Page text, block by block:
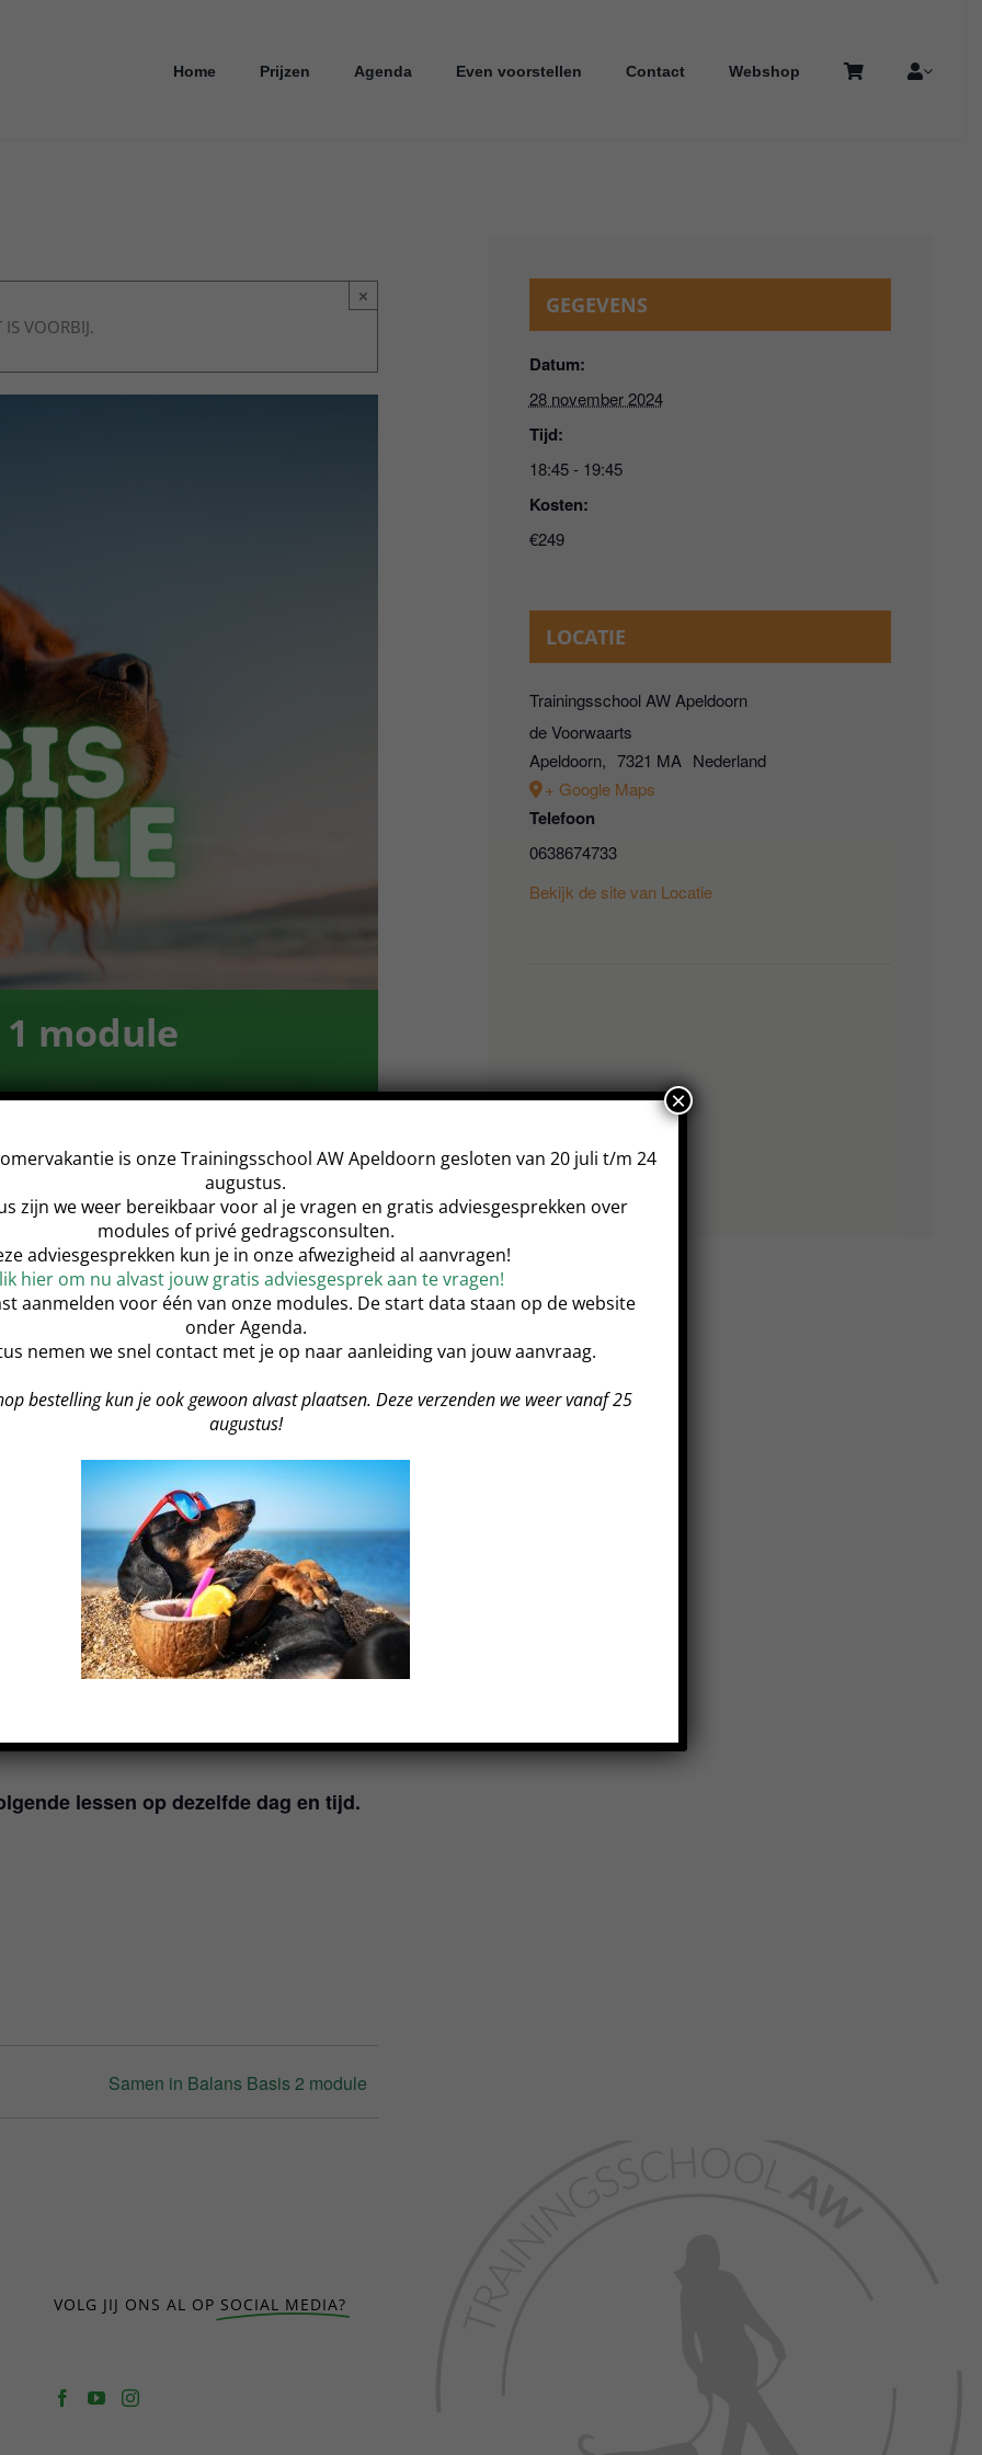
Home Prijzen Agenda Even voorstellen Contact Webshop
×
IS VOORBIJ.
module
€249
in Balans Basis 1 module. Zoals
de basis omdat een goed begin het
zijn en hem vervult in al zijn
is om jou te geven wat jij zou willen.
wandelen aan de lijn, werken we aan
middel van lichaamstaal en nog veel
les een online theorieles is van Anniek
de hondenpsychologie.
praktijkexamen. Hierin laten jullie samen
lessen op dezelfde dag en tijd.
Samen in Balans Basis 2 module
GEGEVENS
Datum:
28 november 2024
Tijd:
18:45 - 19:45
Kosten:
€249
LOCATIE
Trainingsschool AW Apeldoorn
de Voorwaarts
Apeldoorn, 7321 MA Nederland
+ Google Maps
Telefoon
0638674733
Bekijk de site van Locatie
VOLG JIJ ONS AL OP SOCIAL MEDIA?
is onze Trainingsschool AW Apeldoorn gesloten van 20 juli t/m 24
augustus.
zijn we weer bereikbaar voor al je vragen en gratis adviesgesprekken over
modules of privé gedragsconsulten.
adviesgesprekken kun je in onze afwezigheid al aanvragen!
hier om nu alvast jouw gratis adviesgesprek aan te vragen!
aanmelden voor één van onze modules. De start data staan op de website
onder Agenda.
nemen we snel contact met je op naar aanleiding van jouw aanvraag.
bestelling kun je ook gewoon alvast plaatsen. Deze verzenden we weer vanaf 25
augustus!
×